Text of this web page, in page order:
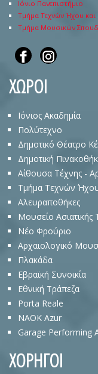
Ιόνιο Πανεπιστήμιο
Τμήμα Τεχνών Ήχου και
Τμήμα Μουσικών
ΧΩΡΟΙ
Ιόνιος Ακαδημία
Πολύτεχνο
Δημοτικό Θέατρο
Δημοτική
Αίθουσα Τέχνης -
Τμήμα Τεχνών Ήχου
Αλευραποθήκες
Μουσείο Ασιατικής
Νέο Φρούριο
Αρχαιολογικό
Πλακάδα
Eβραϊκή Συνοικία
Εθνική Τράπεζα
Porta Reale
NAOK Azur
Garage Performing
ΧΟΡΗΓΟΙ